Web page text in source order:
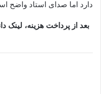
دارد اما صدای استاد واضح
بعد از پرداخت هزینه، لینک